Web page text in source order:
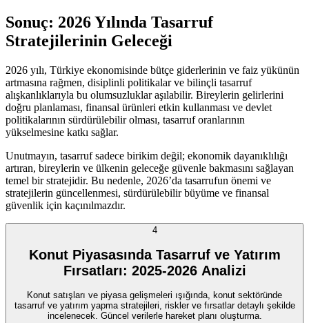
Sonuç: 2026 Yılında Tasarruf
Stratejilerinin Geleceği
2026 yılı, Türkiye ekonomisinde bütçe giderlerinin ve faiz yükünün
artmasına rağmen, disiplinli politikalar ve bilinçli tasarruf
alışkanlıklarıyla bu olumsuzluklar aşılabilir. Bireylerin gelirlerini
doğru planlaması, finansal ürünleri etkin kullanması ve devlet
politikalarının sürdürülebilir olması, tasarruf oranlarının
yükselmesine katkı sağlar.
Unutmayın, tasarruf sadece birikim değil; ekonomik dayanıklılığı
artıran, bireylerin ve ülkenin geleceğe güvenle bakmasını sağlayan
temel bir stratejidir. Bu nedenle, 2026’da tasarrufun önemi ve
stratejilerin güncellenmesi, sürdürülebilir büyüme ve finansal
güvenlik için kaçınılmazdır.
4
Konut Piyasasında Tasarruf ve Yatırım
Fırsatları: 2025-2026 Analizi
Konut satışları ve piyasa gelişmeleri ışığında, konut sektöründe
tasarruf ve yatırım yapma stratejileri, riskler ve fırsatlar detaylı şekilde
incelenecek. Güncel verilerle hareket planı oluşturma.